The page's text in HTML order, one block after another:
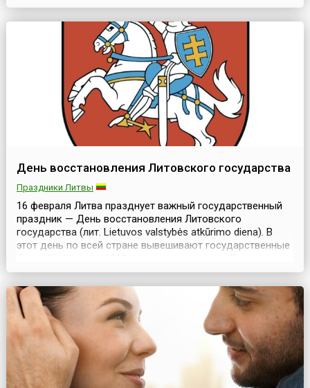
День восстановления Литовского государства
Праздники Литвы
16 февраля Литва празднует важный государственный
праздник — День восстановления Литовского
государства (лит. Lietuvos valstybės atkūrimo diena). В
этот день по всей стране вывешивают государственные
наделенный полномочиями народа Совет Литвы
провозгласил восстановление независимого
демократического Литовского государства, подписав
Акт о незав...